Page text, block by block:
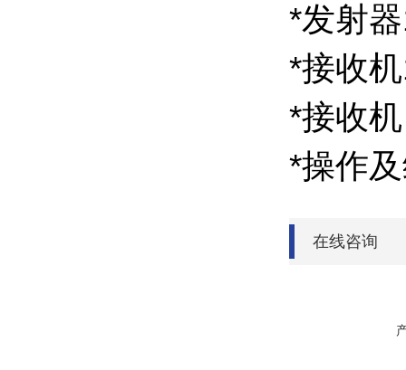
*发射
*接收
*接收
*操作
在线咨询